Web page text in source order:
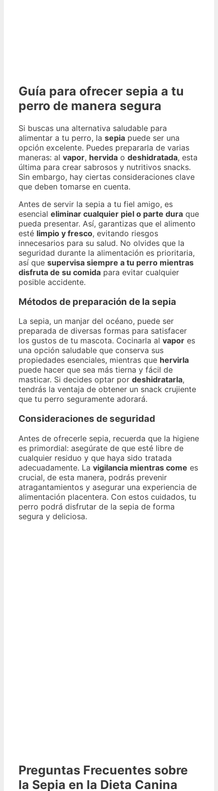
Guía para ofrecer sepia a tu
perro de manera segura
Si buscas una alternativa saludable para
alimentar a tu perro, la sepia puede ser una
opción excelente. Puedes prepararla de varias
maneras: al vapor, hervida o deshidratada, esta
última para crear sabrosos y nutritivos snacks.
Sin embargo, hay ciertas consideraciones clave
que deben tomarse en cuenta.
Antes de servir la sepia a tu fiel amigo, es
esencial eliminar cualquier piel o parte dura que
pueda presentar. Así, garantizas que el alimento
esté limpio y fresco, evitando riesgos
innecesarios para su salud. No olvides que la
seguridad durante la alimentación es prioritaria,
así que supervisa siempre a tu perro mientras
disfruta de su comida para evitar cualquier
posible accidente.
Métodos de preparación de la sepia
La sepia, un manjar del océano, puede ser
preparada de diversas formas para satisfacer
los gustos de tu mascota. Cocinarla al vapor es
una opción saludable que conserva sus
propiedades esenciales, mientras que hervirla
puede hacer que sea más tierna y fácil de
masticar. Si decides optar por deshidratarla,
tendrás la ventaja de obtener un snack crujiente
que tu perro seguramente adorará.
Consideraciones de seguridad
Antes de ofrecerle sepia, recuerda que la higiene
es primordial: asegúrate de que esté libre de
cualquier residuo y que haya sido tratada
adecuadamente. La vigilancia mientras come es
crucial, de esta manera, podrás prevenir
atragantamientos y asegurar una experiencia de
alimentación placentera. Con estos cuidados, tu
perro podrá disfrutar de la sepia de forma
segura y deliciosa.
Preguntas Frecuentes sobre
la Sepia en la Dieta Canina